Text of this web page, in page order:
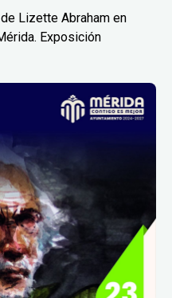
Lizette Abraham en
Exposición